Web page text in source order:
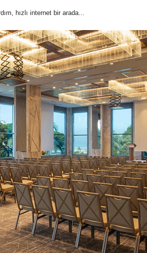
hızlı internet bir arada...